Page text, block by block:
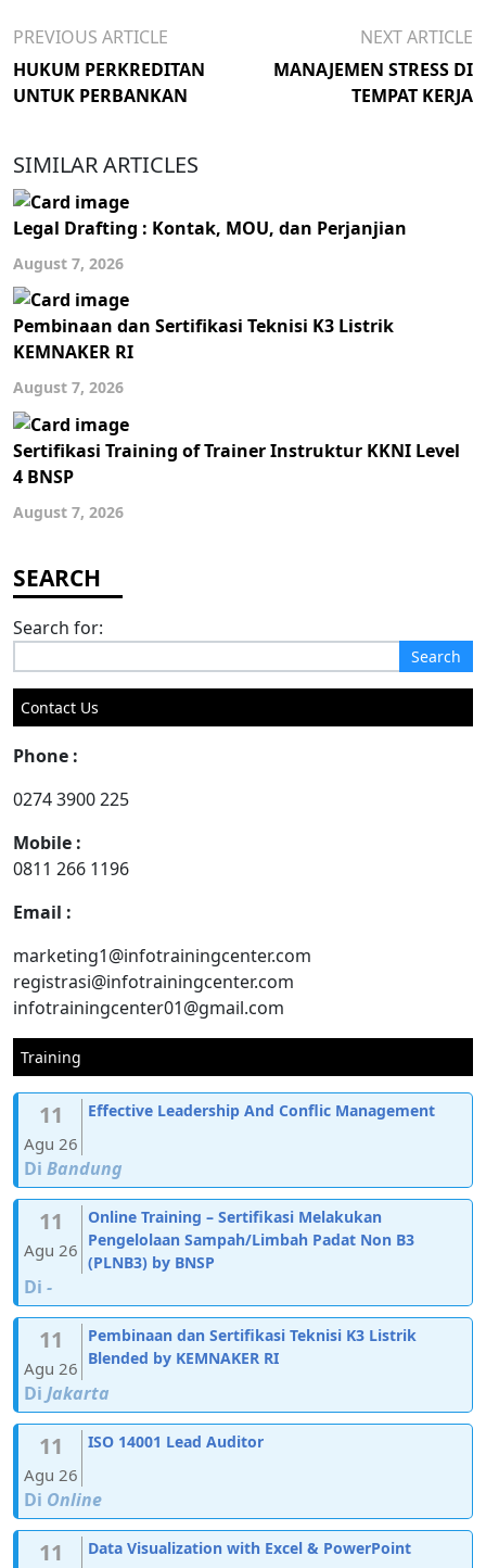
PREVIOUS ARTICLE
HUKUM PERKREDITAN
UNTUK PERBANKAN
NEXT ARTICLE
MANAJEMEN STRESS DI
TEMPAT KERJA
SIMILAR ARTICLES
Legal Drafting : Kontak, MOU, dan Perjanjian
August 7, 2026
Pembinaan dan Sertifikasi Teknisi K3 Listrik
KEMNAKER RI
August 7, 2026
Sertifikasi Training of Trainer Instruktur KKNI Level
4 BNSP
August 7, 2026
Search for:
Contact Us
Phone :
0274 3900 225
Mobile :
0811 266 1196
Email :
marketing1@infotrainingcenter.com
registrasi@infotrainingcenter.com
infotrainingcenter01@gmail.com
Training
11
Agu 26
Effective Leadership And Conflic Management
Di Bandung
11
Agu 26
Online Training – Sertifikasi Melakukan
Pengelolaan Sampah/Limbah Padat Non B3
(PLNB3) by BNSP
Di -
11
Agu 26
Pembinaan dan Sertifikasi Teknisi K3 Listrik
Blended by KEMNAKER RI
Di Jakarta
11
Agu 26
ISO 14001 Lead Auditor
Di Online
11 Data Visualization with Excel & PowerPoint